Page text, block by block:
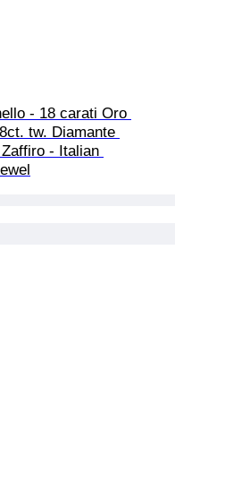
- 18 carati Oro
tw. Diamante
- Italian